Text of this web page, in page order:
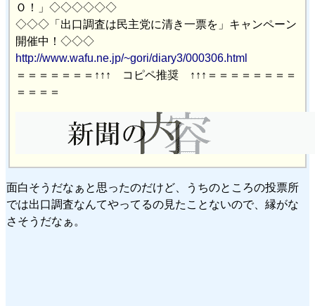
Ｏ！」◇◇◇◇◇◇
◇◇◇「出口調査は民主党に清き一票を」キャンペーン
開催中！◇◇◇
http://www.wafu.ne.jp/~gori/diary3/000306.html
＝＝＝＝＝＝＝↑↑↑ コピペ推奨 ↑↑↑＝＝＝＝＝＝＝＝
＝＝＝＝
面白そうだなぁと思ったのだけど、うちのところの投票所
では出口調査なんてやってるの見たことないので、縁がな
さそうだなぁ。